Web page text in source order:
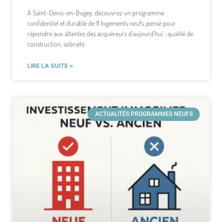
À Saint-Denis-en-Bugey, découvrez un programme
confidentiel et durable de 11 logements neufs, pensé pour
répondre aux attentes des acquéreurs d’aujourd’hui : qualité de
construction, sobriété
LIRE LA SUITE »
ACTUALITÉS PROGRAMMES NEUFS